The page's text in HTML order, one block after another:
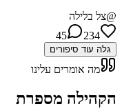
@צל בלילה
234
45
גלה עוד סיפורים
מה אומרים עלינו
הקהילה מספרת